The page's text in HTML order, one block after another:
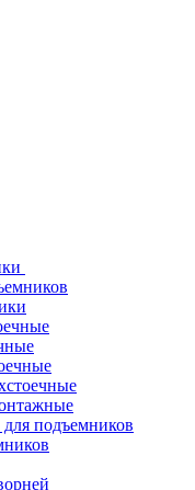
подъемников